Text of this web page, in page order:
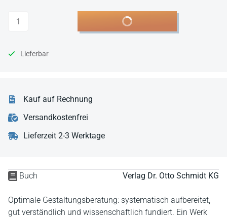
Buch Verlag Dr. Otto Schmidt KG
Optimale Gestaltungsberatung: systematisch aufbereitet,
gut verständlich und wissenschaftlich fundiert. Ein Werk
Anzahl In den Warenkorb
Lieferbar
Kauf auf Rechnung
Versandkostenfrei
Lieferzeit 2-3 Werktage